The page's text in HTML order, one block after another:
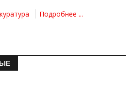
Подробнее ...